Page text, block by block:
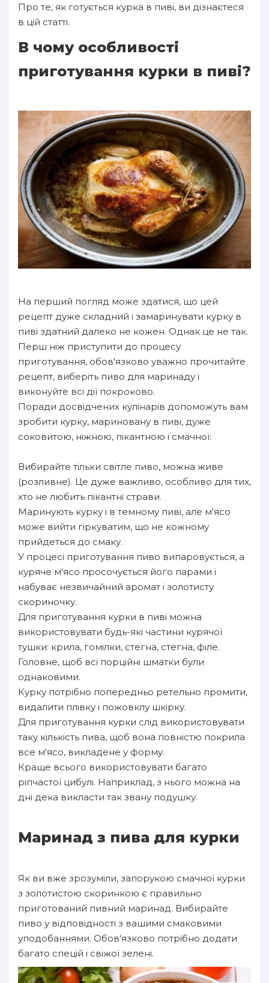
Про те, як готується курка в пиві, ви дізнаєтеся
в цій статті.
В чому особливості
приготування курки в пиві?
На перший погляд може здатися, що цей
рецепт дуже складний і замаринувати курку в
пиві здатний далеко не кожен. Однак це не так.
Перш ніж приступити до процесу
приготування, обов'язково уважно прочитайте
рецепт, виберіть пиво для маринаду і
виконуйте всі дії покроково.
Поради досвідчених кулінарів допоможуть вам
зробити курку, мариновану в пиві, дуже
соковитою, ніжною, пікантною і смачної:
Вибирайте тільки світле пиво, можна живе
(розливне). Це дуже важливо, особливо для тих,
хто не любить пікантні страви.
Маринують курку і в темному пиві, але м'ясо
може вийти гіркуватим, що не кожному
прийдеться до смаку.
У процесі приготування пиво випаровується, а
куряче м'ясо просочується його парами і
набуває незвичайний аромат і золотисту
скориночку.
Для приготування курки в пиві можна
використовувати будь-які частини курячої
тушки: крила, гомілки, стегна, стегна, філе.
Головне, щоб всі порційні шматки були
однаковими.
Курку потрібно попередньо ретельно промити,
видалити плівку і пожовклу шкірку.
Для приготування курки слід використовувати
таку кількість пива, щоб вона повністю покрила
все м'ясо, викладене у форму.
Краще всього використовувати багато
ріпчастої цибулі. Наприклад, з нього можна на
дні дека викласти так звану подушку.
Маринад з пива для курки
Як ви вже зрозуміли, запорукою смачної курки
з золотистою скоринкою є правильно
приготований пивний маринад. Вибирайте
пиво у відповідності з вашими смаковими
уподобаннями. Обов'язково потрібно додати
багато спецій і свіжої зелені.